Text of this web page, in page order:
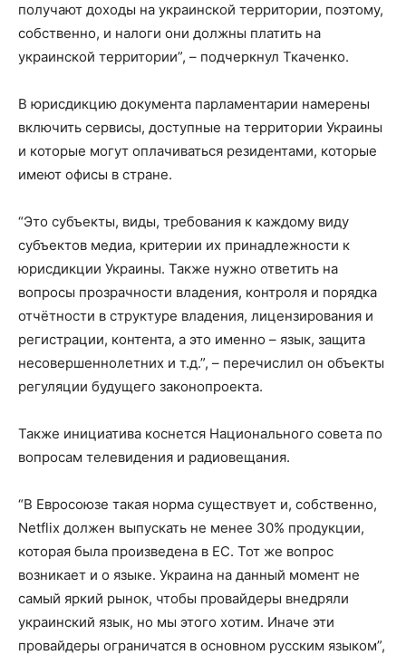
получают доходы на украинской территории, поэтому,
собственно, и налоги они должны платить на
украинской территории”, – подчеркнул Ткаченко.
В юрисдикцию документа парламентарии намерены
включить сервисы, доступные на территории Украины
и которые могут оплачиваться резидентами, которые
имеют офисы в стране.
“Это субъекты, виды, требования к каждому виду
субъектов медиа, критерии их принадлежности к
юрисдикции Украины. Также нужно ответить на
вопросы прозрачности владения, контроля и порядка
отчётности в структуре владения, лицензирования и
регистрации, контента, а это именно – язык, защита
несовершеннолетних и т.д.”, – перечислил он объекты
регуляции будущего законопроекта.
Также инициатива коснется Национального совета по
вопросам телевидения и радиовещания.
“В Евросоюзе такая норма существует и, собственно,
Netflix должен выпускать не менее 30% продукции,
которая была произведена в ЕС. Тот же вопрос
возникает и о языке. Украина на данный момент не
самый яркий рынок, чтобы провайдеры внедряли
украинский язык, но мы этого хотим. Иначе эти
провайдеры ограничатся в основном русским языком”,